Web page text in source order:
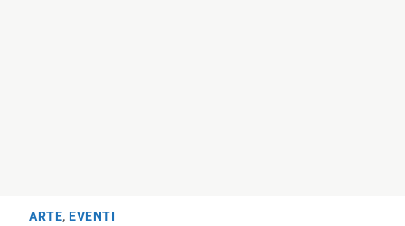
ARTE,EVENTI